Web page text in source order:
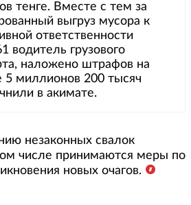
тенге. Вместе с тем за
выгруз мусора к
ответственности
водитель грузового
наложено штрафов на
миллионов 200 тысяч
в акимате.
незаконных свалок
числе принимаются меры по
новых очагов.